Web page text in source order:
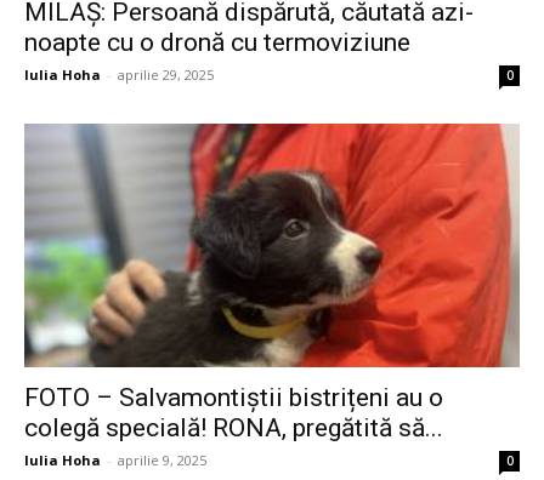
MILAȘ: Persoană dispărută, căutată azi-
noapte cu o dronă cu termoviziune
Iulia Hoha - aprilie 29, 2025 0
FOTO – Salvamontiștii bistrițeni au o
colegă specială! RONA, pregătită să...
Iulia Hoha - aprilie 9, 2025 0